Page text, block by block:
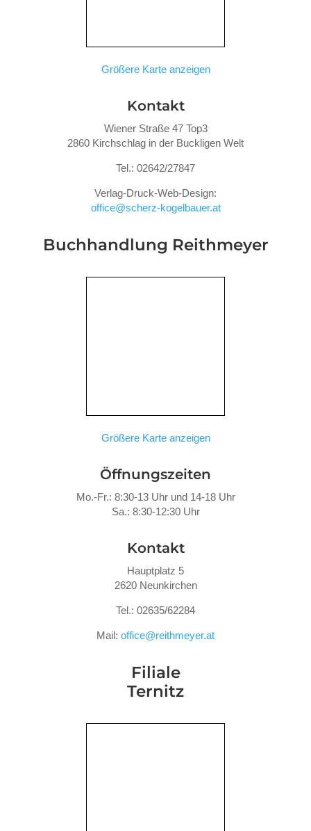
Größere Karte anzeigen
Kontakt
Wiener Straße 47 Top3
2860 Kirchschlag in der Buckligen Welt
Tel.: 02642/27847
Verlag-Druck-Web-Design:
office@scherz-kogelbauer.at
Buchhandlung Reithmeyer
Größere Karte anzeigen
Öffnungszeiten
Mo.-Fr.: 8:30-13 Uhr und 14-18 Uhr
Sa.: 8:30-12:30 Uhr
Kontakt
Hauptplatz 5
2620 Neunkirchen
Tel.: 02635/62284
Mail: office@reithmeyer.at
Filiale
Ternitz